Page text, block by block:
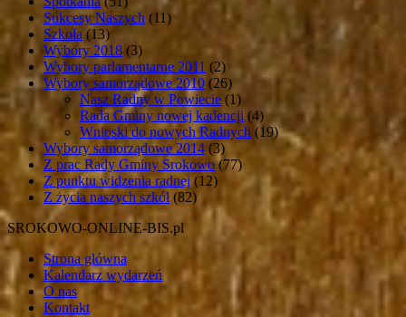
Sukcesy Naszych (11)
Szkoła (13)
Wybory 2018 (3)
Wybory parlamentarne 2011 (2)
Wybory samorządowe 2010 (26)
Nasz Radny w Powiecie (1)
Rada Gminy nowej kadencji (4)
Wnioski do nowych Radnych (19)
Wybory samorządowe 2014 (3)
Z prac Rady Gminy Srokowo(77)
Z punktu widzenia radnej (12)
Z życia naszych szkół(82)
SROKOWO-ONLINE-BIS.pl
Strona główna
Kalendarz wydarzeń
O nas
Kontakt